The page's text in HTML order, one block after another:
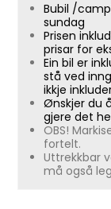
Bubil /
sundag
Prisen
prisar for
Ein bil er
stå ved
ikkje
Ønskjer du
gjere det
OBS!
fortelt.
Uttrekkbar
må også